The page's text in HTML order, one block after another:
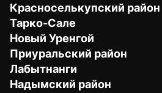
Красноселькупский район
Тарко-Сале
Новый Уренгой
Приуральский район
Лабытнанги
Надымский район